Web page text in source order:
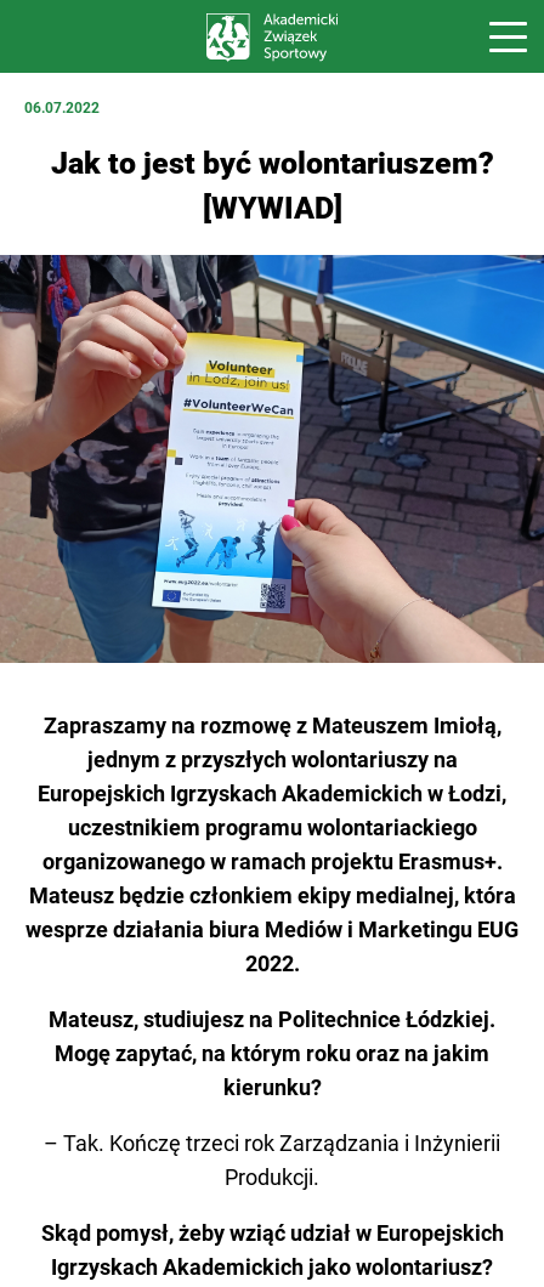
06.07.2022
Jak to jest być wolontariuszem?
[WYWIAD]
Zapraszamy na rozmowę z Mateuszem Imiołą,
jednym z przyszłych wolontariuszy na
Europejskich Igrzyskach Akademickich w Łodzi,
uczestnikiem programu wolontariackiego
organizowanego w ramach projektu Erasmus+.
Mateusz będzie członkiem ekipy medialnej, która
wesprze działania biura Mediów i Marketingu EUG
2022.
Mateusz, studiujesz na Politechnice Łódzkiej.
Mogę zapytać, na którym roku oraz na jakim
kierunku?
– Tak. Kończę trzeci rok Zarządzania i Inżynierii
Produkcji.
Skąd pomysł, żeby wziąć udział w Europejskich
Igrzyskach Akademickich jako wolontariusz?